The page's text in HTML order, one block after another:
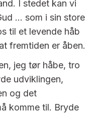
I stedet kan vi
… som i sin store
til et levende håb
fremtiden er åben.
jeg tør håbe, tro
udviklingen,
og det
komme til. Bryde